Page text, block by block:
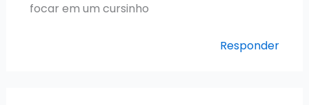
focar em um cursinho
Responder